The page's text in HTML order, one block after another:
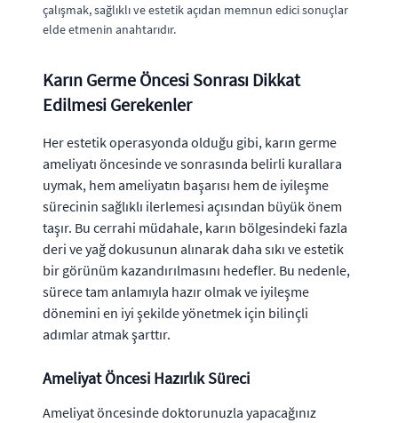
çalışmak, sağlıklı ve estetik açıdan memnun edici sonuçlar
elde etmenin anahtarıdır.
Karın Germe Öncesi Sonrası Dikkat
Edilmesi Gerekenler
Her estetik operasyonda olduğu gibi, karın germe
ameliyatı öncesinde ve sonrasında belirli kurallara
uymak, hem ameliyatın başarısı hem de iyileşme
sürecinin sağlıklı ilerlemesi açısından büyük önem
taşır. Bu cerrahi müdahale, karın bölgesindeki fazla
deri ve yağ dokusunun alınarak daha sıkı ve estetik
bir görünüm kazandırılmasını hedefler. Bu nedenle,
sürece tam anlamıyla hazır olmak ve iyileşme
dönemini en iyi şekilde yönetmek için bilinçli
adımlar atmak şarttır.
Ameliyat Öncesi Hazırlık Süreci
Ameliyat öncesinde doktorunuzla yapacağınız